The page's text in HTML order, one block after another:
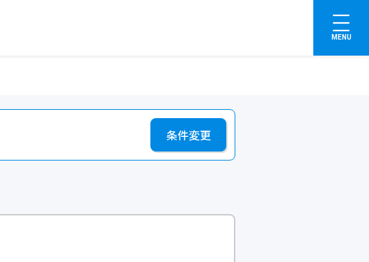
MENU
条件変更